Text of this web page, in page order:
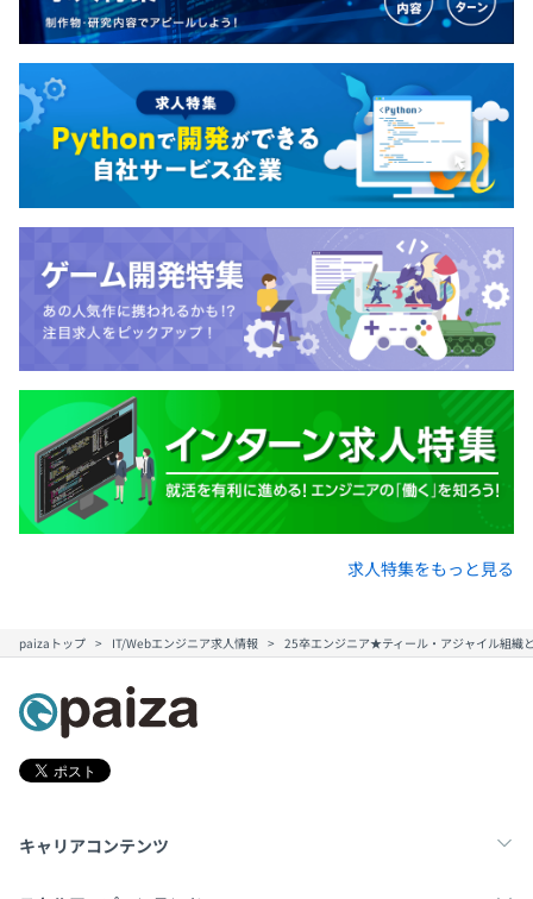
代表が「やるからには日本一」を掲げて、お祭り的なノリ
でありながらも勝利を目指す「体育祭系（≠体育会系）」
のウィニングカルチャーがあります。
【早期成長を実現】
新卒入社のメンバーが“ラーニングアニマル”として成長す
るため、新卒育成体系を定めています。
他社よりも1.5倍以上の早期成長と、技術だけでなく“ビジ
ネスプロフェッショナル”として成長するための育成方針
を掲げ「日本で一番新卒が成長できる会社」を目指してい
相談の上、ご希望のマシンを支給いたします。
性）」を顧客に提供する価値としています。
にこだわらずチームメンバーと共に考え、プロジェクトを
進めていることが特徴です。
特に直近では、生成AIを活用したドキュメント生成・コー
メント駆動開発）と独自の開発モデルの確立を目指し、将
無期雇用
3ヶ月（試用期間中は正式雇用時と同じ条件です）
求人特集をもっと見る
paizaトップ IT/Webエンジニア求人情報 25卒エンジニア★ティール・アジャイル組織
キャリアコンテンツ